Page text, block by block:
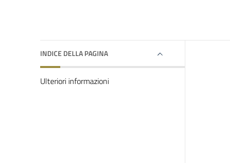
INDICE DELLA PAGINA
Ulteriori informazioni